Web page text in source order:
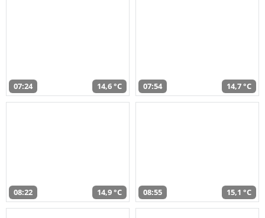
07:24 14,6 °C 07:54 14,7 °C
08:22 14,9 °C 08:55 15,1 °C